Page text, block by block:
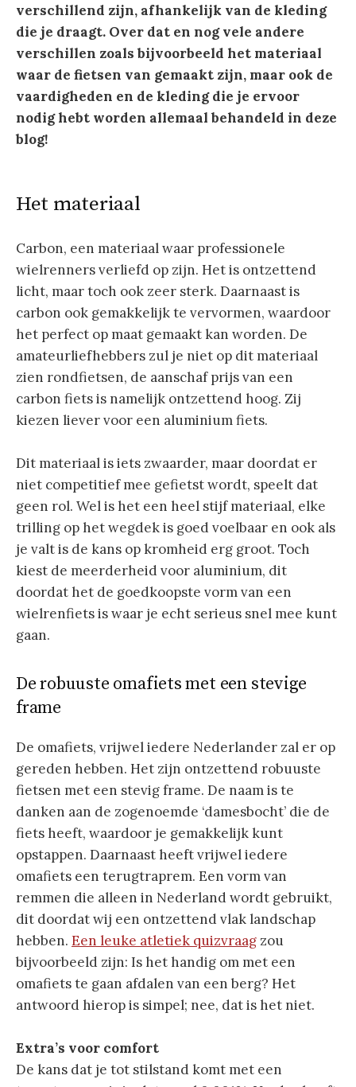
verschillend zijn, afhankelijk van de kleding
die je draagt. Over dat en nog vele andere
verschillen zoals bijvoorbeeld het materiaal
waar de fietsen van gemaakt zijn, maar ook de
vaardigheden en de kleding die je ervoor
nodig hebt worden allemaal behandeld in deze
blog!
Het materiaal
Carbon, een materiaal waar professionele
wielrenners verliefd op zijn. Het is ontzettend
licht, maar toch ook zeer sterk. Daarnaast is
carbon ook gemakkelijk te vervormen, waardoor
het perfect op maat gemaakt kan worden. De
amateurliefhebbers zul je niet op dit materiaal
zien rondfietsen, de aanschaf prijs van een
carbon fiets is namelijk ontzettend hoog. Zij
kiezen liever voor een aluminium fiets.
Dit materiaal is iets zwaarder, maar doordat er
niet competitief mee gefietst wordt, speelt dat
geen rol. Wel is het een heel stijf materiaal, elke
trilling op het wegdek is goed voelbaar en ook als
je valt is de kans op kromheid erg groot. Toch
kiest de meerderheid voor aluminium, dit
doordat het de goedkoopste vorm van een
wielrenfiets is waar je echt serieus snel mee kunt
gaan.
De robuuste omafiets met een stevige
frame
De omafiets, vrijwel iedere Nederlander zal er op
gereden hebben. Het zijn ontzettend robuuste
fietsen met een stevig frame. De naam is te
danken aan de zogenoemde ‘damesbocht’ die de
fiets heeft, waardoor je gemakkelijk kunt
opstappen. Daarnaast heeft vrijwel iedere
omafiets een terugtraprem. Een vorm van
remmen die alleen in Nederland wordt gebruikt,
dit doordat wij een ontzettend vlak landschap
hebben. Een leuke atletiek quizvraag zou
bijvoorbeeld zijn: Is het handig om met een
omafiets te gaan afdalen van een berg? Het
antwoord hierop is simpel; nee, dat is het niet.
Extra’s voor comfort
De kans dat je tot stilstand komt met een